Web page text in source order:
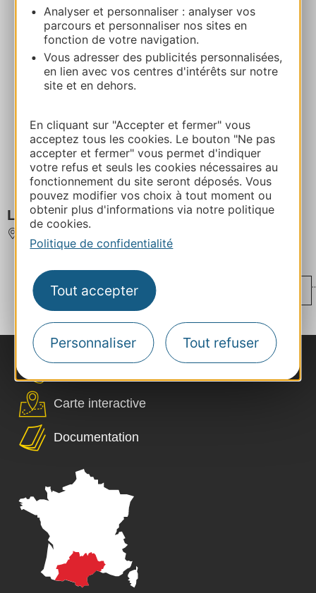
Analyser et personnaliser : analyser vos
parcours et personnaliser nos sites en
fonction de votre navigation.
Vous adresser des publicités personnalisées,
en lien avec vos centres d'intérêts sur notre
site et en dehors.
En cliquant sur "Accepter et fermer" vous
acceptez tous les cookies. Le bouton "Ne pas
accepter et fermer" vous permet d'indiquer
votre refus et seuls les cookies nécessaires au
fonctionnement du site seront déposés. Vous
pouvez modifier vos choix à tout moment ou
obtenir plus d'informations via notre politique
de cookies.
Politique de confidentialité
Tout accepter
Personnaliser Tout refuser
L'ESCAPADE
1 72
151 ... 305 ›
Carte interactive
Documentation